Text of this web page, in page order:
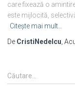
care fixează o
este mijlocită,
Citește mai mult…
De CristiNedelcu ,
C
a
Căutare…